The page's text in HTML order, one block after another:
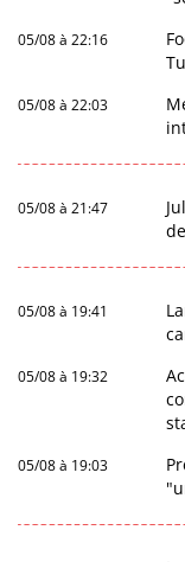
05/08 à 22:16
05/08 à 22:03
05/08 à 21:47
05/08 à 19:41
05/08 à 19:32
05/08 à 19:03